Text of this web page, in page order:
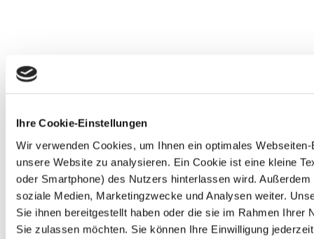
Ihre Cookie-Einstellungen
Wir verwenden Cookies, um Ihnen ein optimales
unsere Website zu analysieren. Ein Cookie ist eine kleine
oder Smartphone) des Nutzers hinterlassen wird.
soziale Medien, Marketingzwecke und Analysen weiter.
Sie ihnen bereitgestellt haben oder die sie im Rahmen
Sie zulassen möchten. Sie können Ihre Einwilligung